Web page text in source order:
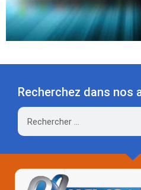
Recherchez dans nos
Rechercher